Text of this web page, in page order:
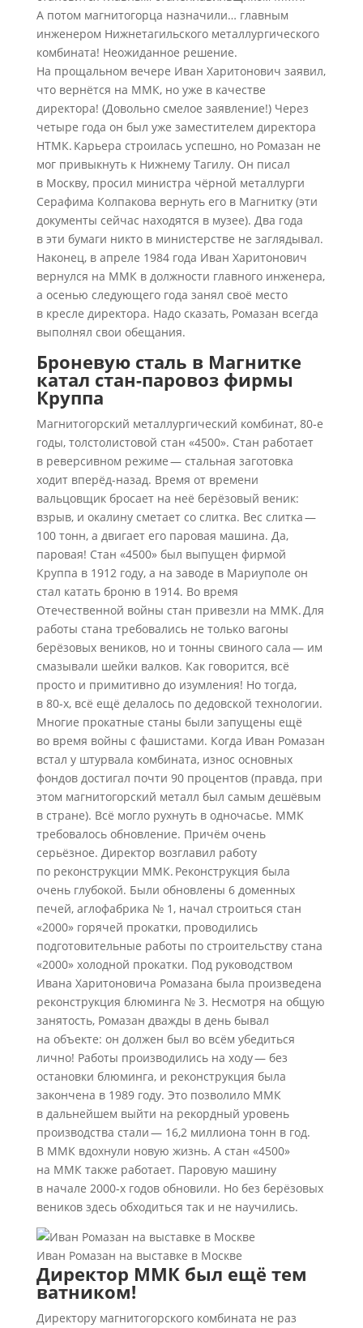
А потом магнитогорца назначили… главным
инженером Нижнетагильского металлургического
комбината! Неожиданное решение.
На прощальном вечере Иван Харитонович заявил,
что вернётся на ММК, но уже в качестве
директора! (Довольно смелое заявление!) Через
четыре года он был уже заместителем директора
НТМК. Карьера строилась успешно, но Ромазан не
мог привыкнуть к Нижнему Тагилу. Он писал
в Москву, просил министра чёрной металлурги
Серафима Колпакова вернуть его в Магнитку (эти
документы сейчас находятся в музее). Два года
в эти бумаги никто в министерстве не заглядывал.
Наконец, в апреле 1984 года Иван Харитонович
вернулся на ММК в должности главного инженера,
а осенью следующего года занял своё место
в кресле директора. Надо сказать, Ромазан всегда
выполнял свои обещания.
Броневую сталь в Магнитке
катал стан-паровоз фирмы
Круппа
Магнитогорский металлургический комбинат, 80‑е
годы, толстолистовой стан «4500». Стан работает
в реверсивном режиме — стальная заготовка
ходит вперёд-назад. Время от времени
вальцовщик бросает на неё берёзовый веник:
взрыв, и окалину сметает со слитка. Вес слитка —
100 тонн, а двигает его паровая машина. Да,
паровая! Стан «4500» был выпущен фирмой
Круппа в 1912 году, а на заводе в Мариуполе он
стал катать броню в 1914. Во время
Отечественной войны стан привезли на ММК. Для
работы стана требовались не только вагоны
берёзовых веников, но и тонны свиного сала — им
смазывали шейки валков. Как говорится, всё
просто и примитивно до изумления! Но тогда,
в 80‑х, всё ещё делалось по дедовской технологии.
Многие прокатные станы были запущены ещё
во время войны с фашистами. Когда Иван Ромазан
встал у штурвала комбината, износ основных
фондов достигал почти 90 процентов (правда, при
этом магнитогорский металл был самым дешёвым
в стране). Всё могло рухнуть в одночасье. ММК
требовалось обновление. Причём очень
серьёзное. Директор возглавил работу
по реконструкции ММК. Реконструкция была
очень глубокой. Были обновлены 6 доменных
печей, аглофабрика № 1, начал строиться стан
«2000» горячей прокатки, проводились
подготовительные работы по строительству стана
«2000» холодной прокатки. Под руководством
Ивана Харитоновича Ромазана была произведена
реконструкция блюминга № 3. Несмотря на общую
занятость, Ромазан дважды в день бывал
на объекте: он должен был во всём убедиться
лично! Работы производились на ходу — без
остановки блюминга, и реконструкция была
закончена в 1989 году. Это позволило ММК
в дальнейшем выйти на рекордный уровень
производства стали — 16,2 миллиона тонн в год.
В ММК вдохнули новую жизнь. А стан «4500»
на ММК также работает. Паровую машину
в начале 2000‑х годов обновили. Но без берёзовых
веников здесь обходиться так и не научились.
Иван Ромазан на выставке в Москве
Директор ММК был ещё тем
ватником!
Директору магнитогорского комбината не раз